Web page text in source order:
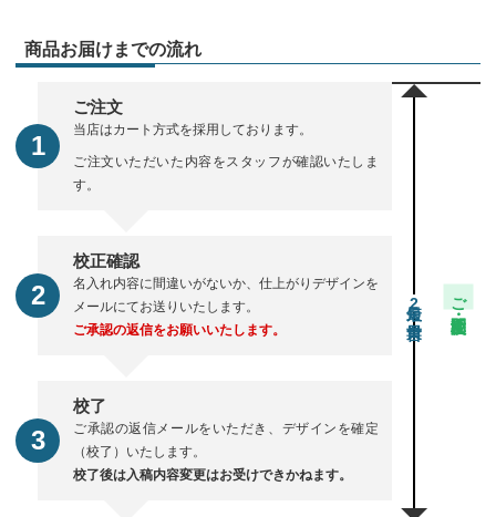
商品お届けまでの流れ
ご注文
当店はカート方式を採用しております。
ご注文いただいた内容をスタッフが確認いたしま
す。
校正確認
名入れ内容に間違いがないか、仕上がりデザインを
メールにてお送りいたします。
ご承認の返信をお願いいたします。
校了
ご承認の返信メールをいただき、デザインを確定
（校了）いたします。
校了後は入稿内容変更はお受けできかねます。
2 ご注文・校正期間